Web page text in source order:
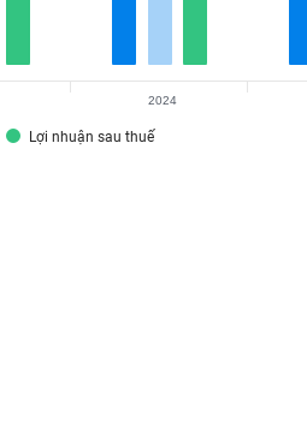
Lợi nhuận sau thuế
2024